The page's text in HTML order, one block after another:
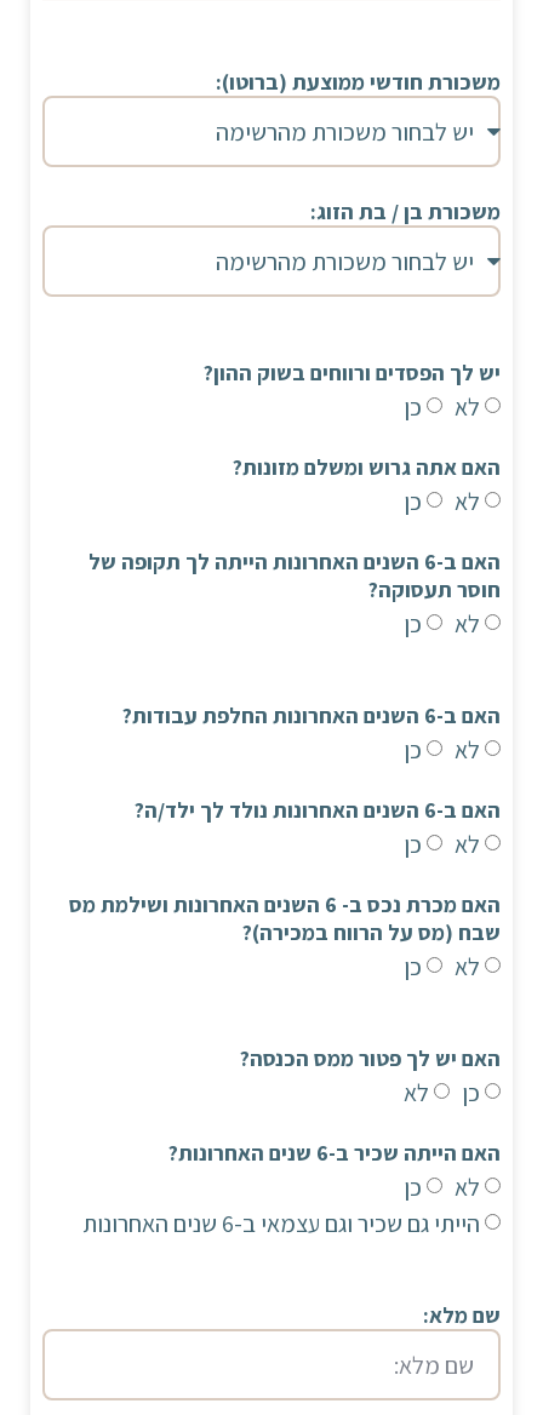
משכורת חודשי ממוצעת (ברוטו):
משכורת בן / בת הזוג:
יש לך הפסדים ורווחים בשוק ההון?
לא כן
האם אתה גרוש ומשלם מזונות?
לא כן
האם ב-6 השנים האחרונות הייתה לך תקופה של
חוסר תעסוקה?
לא כן
האם ב-6 השנים האחרונות החלפת עבודות?
לא כן
האם ב-6 השנים האחרונות נולד לך ילד/ה?
לא כן
האם מכרת נכס ב- 6 השנים האחרונות ושילמת מס
שבח (מס על הרווח במכירה)?
לא כן
האם יש לך פטור ממס הכנסה?
כן לא
האם הייתה שכיר ב-6 שנים האחרונות?
לא
כן
הייתי גם שכיר וגם עצמאי ב-6 שנים האחרונות
שם מלא: